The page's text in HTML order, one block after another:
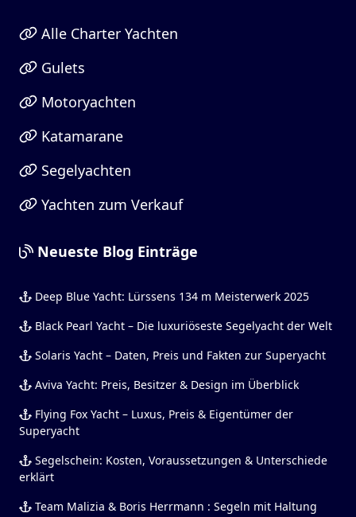
Alle Charter Yachten
Gulets
Motoryachten
Katamarane
Segelyachten
Yachten zum Verkauf
Neueste Blog Einträge
Deep Blue Yacht: Lürssens 134 m Meisterwerk 2025
Black Pearl Yacht – Die luxuriöseste Segelyacht der Welt
Solaris Yacht – Daten, Preis und Fakten zur Superyacht
Aviva Yacht: Preis, Besitzer & Design im Überblick
Flying Fox Yacht – Luxus, Preis & Eigentümer der
Superyacht
Segelschein: Kosten, Voraussetzungen & Unterschiede
erklärt
Team Malizia & Boris Herrmann : Segeln mit Haltung